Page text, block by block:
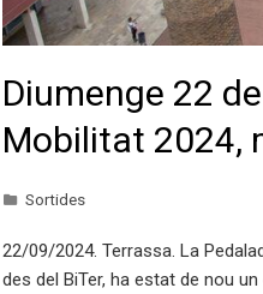
Diumenge 22
Mobilitat 2024,
Sortides
22/09/2024. Terrassa. La
des del BiTer, ha estat de nou